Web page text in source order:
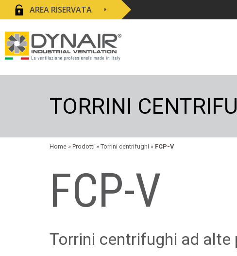
AREA RISERVATA
TORRINI
Home » Prodotti » Torrini centrifughi » FCP-V
FCP-V
Torrini centrifughi ad